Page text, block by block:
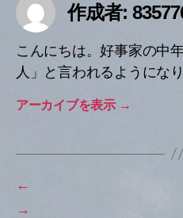
作成者:
こんにちは。好事家の中
人」と言われるようにな
アーカイブを表示 →
←
→